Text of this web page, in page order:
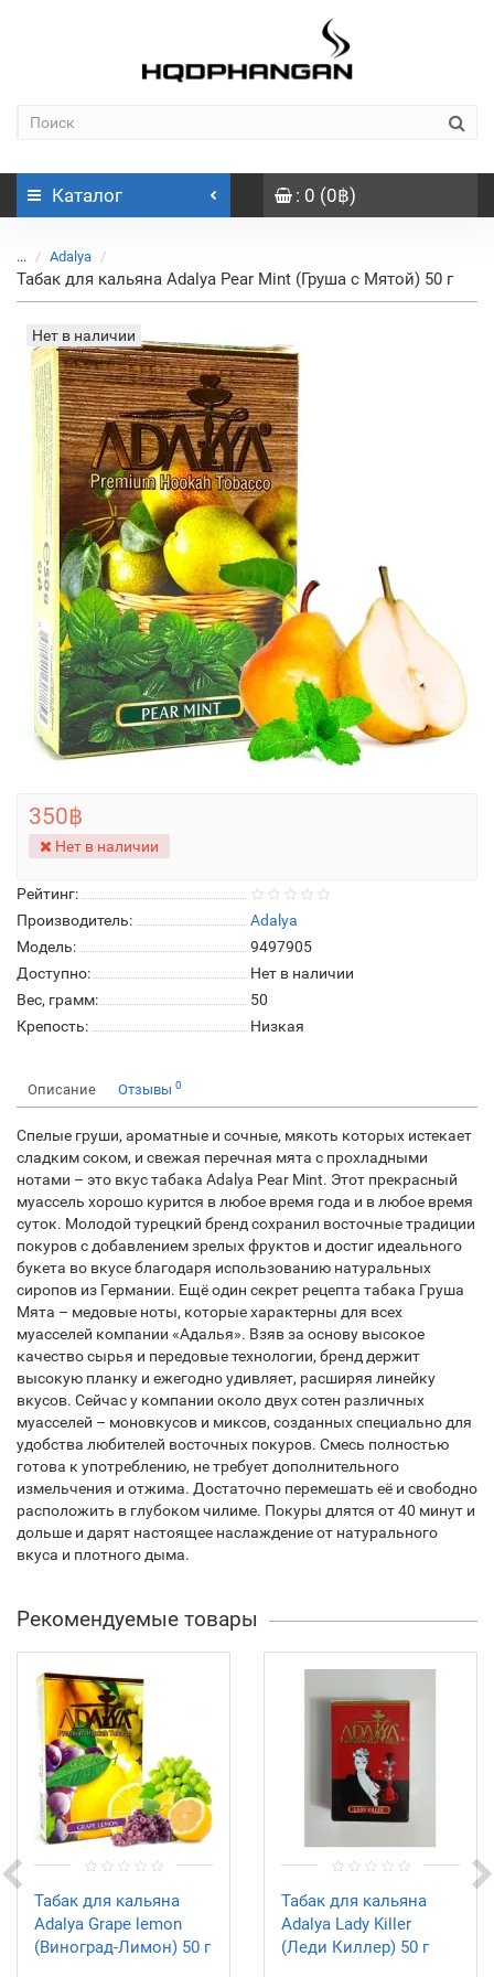
Каталог : 0 (0฿)
... Adalya
Табак для кальяна Adalya Pear Mint (Груша с Мятой) 50 г
Нет в наличии
Рейтинг:
Производитель:
Adalya
Модель:
9497905
Доступно:
Нет в наличии
Вес, грамм:
50
Крепость:
Низкая
350฿
Нет в наличии
Описание Отзывы 0
Спелые груши, ароматные и сочные, мякоть которых истекает
сладким соком, и свежая перечная мята с прохладными
нотами – это вкус табака Adalya Pear Mint. Этот прекрасный
муассель хорошо курится в любое время года и в любое время
суток. Молодой турецкий бренд сохранил восточные традиции
покуров с добавлением зрелых фруктов и достиг идеального
букета во вкусе благодаря использованию натуральных
сиропов из Германии. Ещё один секрет рецепта табака Груша
Мята – медовые ноты, которые характерны для всех
муасселей компании «Адалья». Взяв за основу высокое
качество сырья и передовые технологии, бренд держит
высокую планку и ежегодно удивляет, расширяя линейку
вкусов. Сейчас у компании около двух сотен различных
муасселей – моновкусов и миксов, созданных специально для
удобства любителей восточных покуров. Смесь полностью
готова к употреблению, не требует дополнительного
измельчения и отжима. Достаточно перемешать её и свободно
расположить в глубоком чилиме. Покуры длятся от 40 минут и
дольше и дарят настоящее наслаждение от натурального
вкуса и плотного дыма.
Рекомендуемые товары
Табак для кальяна
Adalya Grape lemon
(Виноград-Лимон) 50 г
Табак для кальяна
Adalya Lady Killer
(Леди Киллер) 50 г